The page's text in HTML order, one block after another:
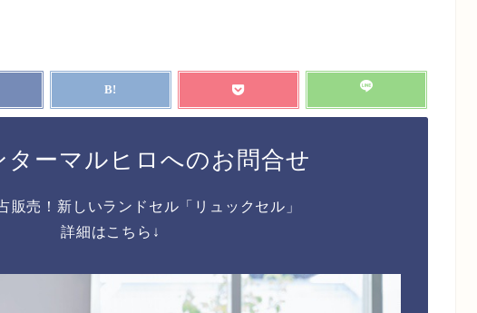
ターマルヒロへのお問合せ
販売！新しいランドセル「リュックセル」
詳細はこちら↓